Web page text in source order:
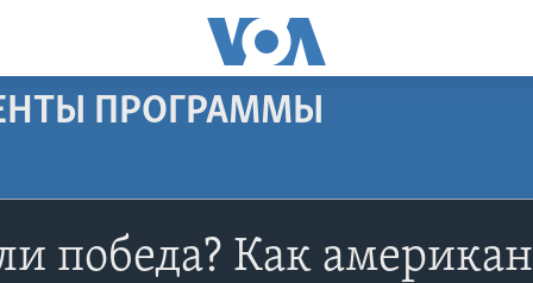
ПРОГРАММЫ
победа? Как